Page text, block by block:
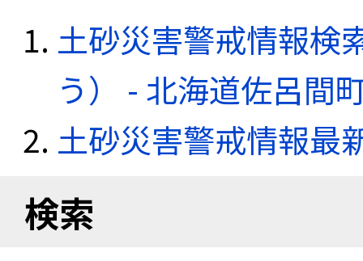
土砂災害警戒情報検
う） - 北海道佐呂間
土砂災害警戒情報最
検索